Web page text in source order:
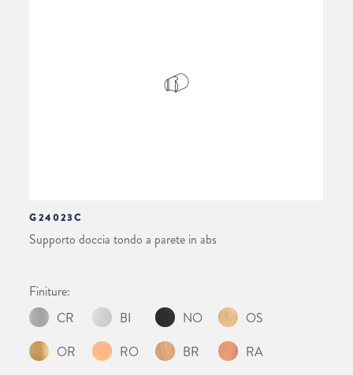
G24023C
Supporto doccia tondo a parete in abs
Finiture:
CR
BI NO
OS
OR
RO BR
RA